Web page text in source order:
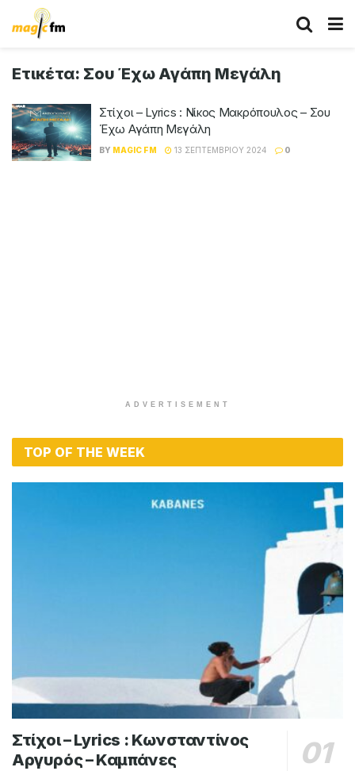
Ετικέτα: Σου Έχω Αγάπη Μεγάλη
Στίχοι – Lyrics : Νίκος Μακρόπουλος – Σου
Έχω Αγάπη Μεγάλη
BY MAGIC FM 13 ΣΕΠΤΕΜΒΡΊΟΥ 2024 0
ADVERTISEMENT
TOP OF THE WEEK
Στίχοι – Lyrics : Κωνσταντίνος
Αργυρός – Καμπάνες